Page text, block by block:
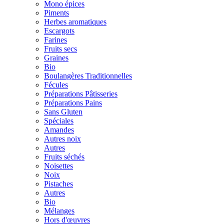
Mono épices
Piments
Herbes aromatiques
Escargots
Farines
Fruits secs
Graines
Bio
Boulangères Traditionnelles
Fécules
Préparations Pâtisseries
Préparations Pains
Sans Gluten
Spéciales
Amandes
Autres noix
Autres
Fruits séchés
Noisettes
Noix
Pistaches
Autres
Bio
Mélanges
Hors d'œuvres